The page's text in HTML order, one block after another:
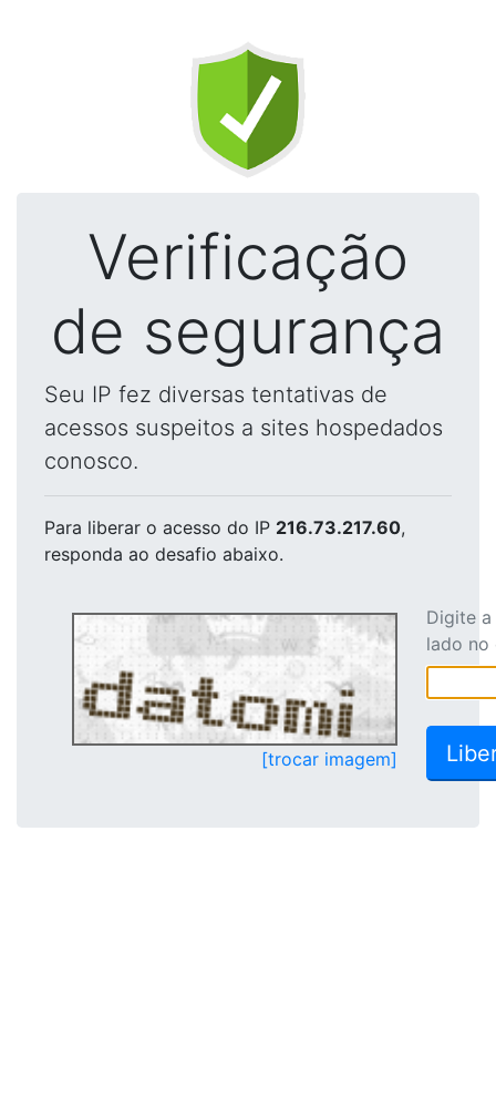
Verificação
de segurança
Seu IP fez diversas tentativas de
acessos suspeitos a sites hospedados
conosco.
Para liberar o acesso do IP 216.73.217.60,
responda ao desafio abaixo.
[trocar imagem]
Digite
lado no